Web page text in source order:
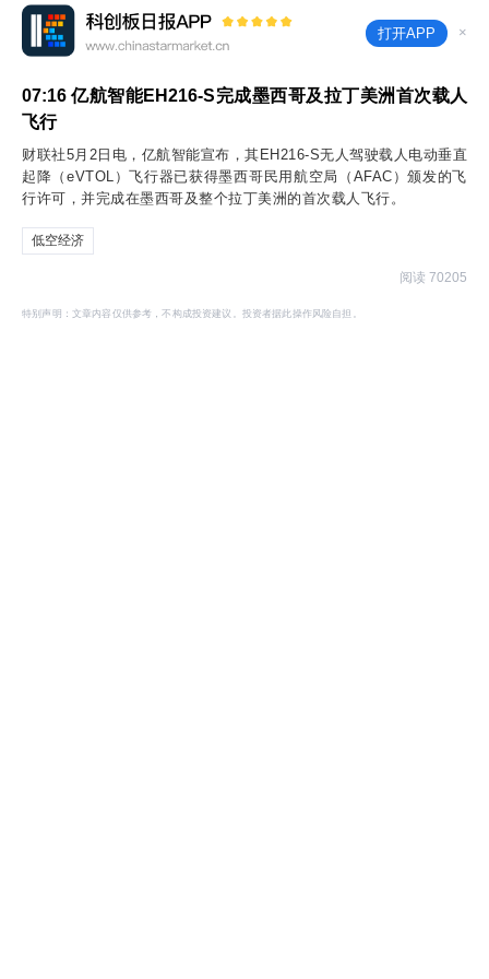
打开APP ×
07:16 亿航智能EH216-S完成墨西哥及拉丁美洲首次载人
飞行
财联社5月2日电，亿航智能宣布，其EH216-S无人驾驶载人电动垂直
起降（eVTOL）飞行器已获得墨西哥民用航空局（AFAC）颁发的飞
行许可，并完成在墨西哥及整个拉丁美洲的首次载人飞行。
低空经济
阅读 70205
特别声明：文章内容仅供参考，不构成投资建议。投资者据此操作风险自担。